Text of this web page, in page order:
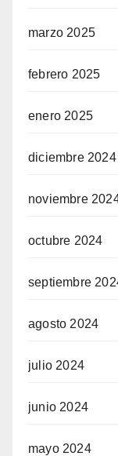
marzo 2025
febrero 2025
enero 2025
diciembre 2024
noviembre
octubre 2024
septiembre
agosto 2024
julio 2024
junio 2024
mayo 2024